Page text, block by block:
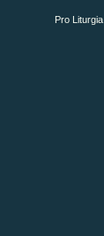
Pro Liturgia